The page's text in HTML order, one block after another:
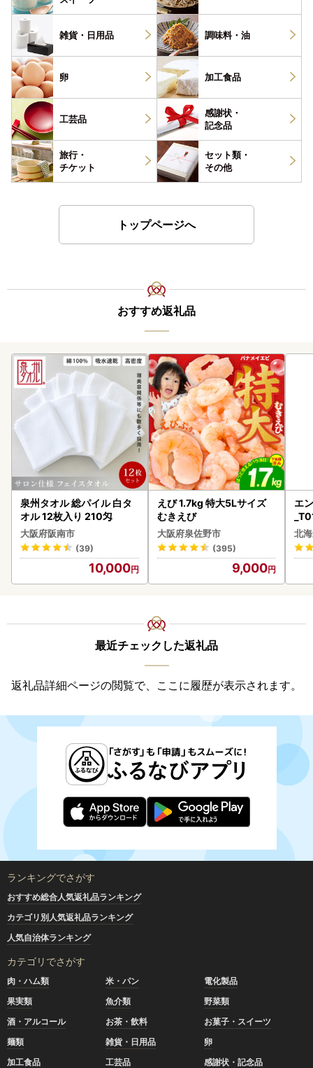
雑貨・ 日用品 調味料・ 油
卵 加工食品
工芸品
感謝状・
記念品
旅行・
チケット
セット類・
その他
トップページへ
おすすめ返礼品
泉州タオル 総パイル 白タ
オル 12枚入り 210匁
大阪府阪南市
(39)
10,000
えび 1.7kg 特大5Lサイズ
むきえび
大阪府泉佐野市
(395)
9,000
エ
北
最近チェックした返礼品
返礼品詳細ページの閲覧で、ここに履歴が表示されます。
ランキングでさがす
おすすめ総合人気返礼品ランキング
カテゴリ別人気返礼品ランキング
人気自治体ランキング
カテゴリでさがす
肉・ハム類 米・パン
電化製品
果実類
魚介類
野菜類
酒・アルコール
お茶・飲料
お菓子・スイーツ
麺類
雑貨・日用品
卵
加工食品
工芸品
感謝状・記念品